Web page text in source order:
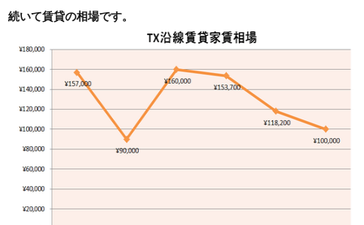
続いて賃貸の相場です。